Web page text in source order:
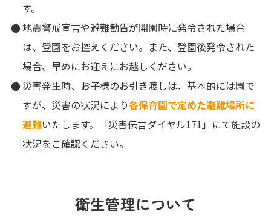
す。
地震警戒宣言や避難勧告が開園時に発令された場合
は、登園をお控えください。また、登園後発令された
場合、早めにお迎えにお越しください。
災害発生時、お子様のお引き渡しは、基本的には園で
すが、災害の状況により各保育園で定めた避難場所に
避難いたします。「災害伝言ダイヤル171」にて施設の
状況をご確認ください。
衛生管理について